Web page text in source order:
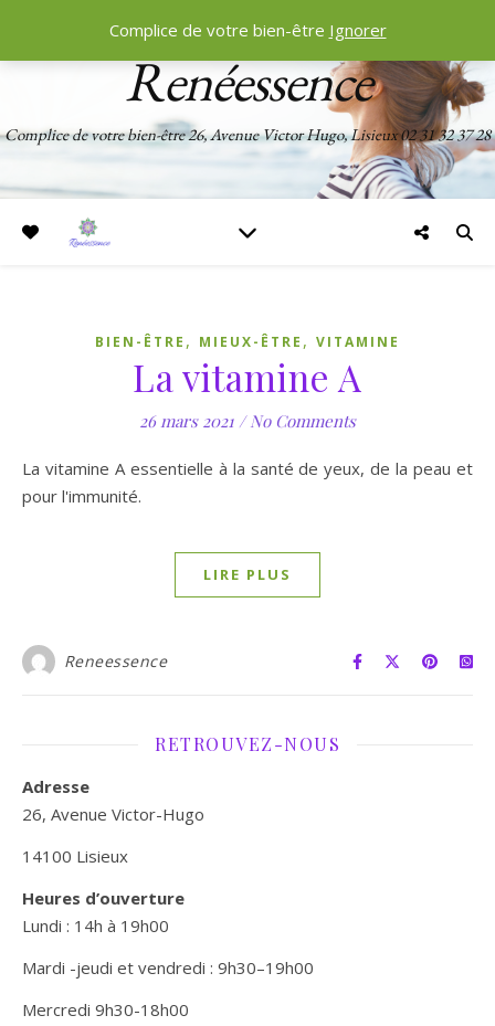
Renéessence
Complice de votre bien-être 26, Avenue Victor Hugo, Lisieux 02 31 32 37 28
BIEN-ÊTRE , MIEUX-ÊTRE , VITAMINE
La vitamine A
26 mars 2021 / No Comments
La vitamine A essentielle à la santé de yeux, de la peau et
pour l'immunité.
LIRE PLUS
Reneessence
RETROUVEZ-NOUS
Adresse
26, Avenue Victor-Hugo
14100 Lisieux
Heures d’ouverture
Lundi : 14h à 19h00
Mardi -jeudi et vendredi : 9h30–19h00
Mercredi 9h30-18h00
Complice de votre bien-être Ignorer